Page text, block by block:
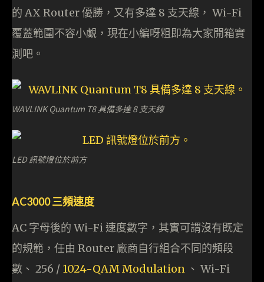
的 AX Router 優勝，又有多達 8 支天線， Wi-Fi
覆蓋範圍不容小覷，現在小編呀粗即為大家開箱實
測吧。
WAVLINK Quantum T8 具備多達 8 支天線
LED 訊號燈位於前方
AC3000 三頻速度
AC 字母後的 Wi-Fi 速度數字，其實可謂沒有既定
的規範，任由 Router 廠商自行組合不同的頻段
數、 256 / 1024-QAM Modulation 、 Wi-Fi